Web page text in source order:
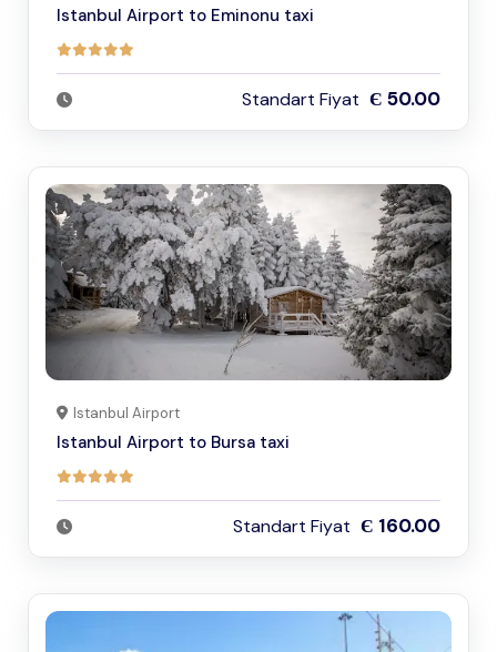
Istanbul Airport to Eminonu taxi
Standart Fiyat Є 50.00
Istanbul Airport
Istanbul Airport to Bursa taxi
Standart Fiyat Є 160.00